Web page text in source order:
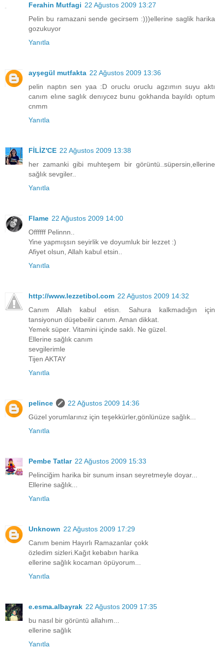
Ferahin Mutfagi 22 Ağustos 2009 13:27
Pelin bu ramazani sende gecirsem :)))ellerine saglik harika
gozukuyor
Yanıtla
ayşegül mutfakta 22 Ağustos 2009 13:36
pelin naptın sen yaa :D oruclu oruclu agzımın suyu aktı
canım elıne saglık denıycez bunu gokhanda bayıldı optum
cnmm
Yanıtla
FİLİZ'CE 22 Ağustos 2009 13:38
her zamanki gibi muhteşem bir görüntü..süpersin,ellerine
sağlık sevgiler..
Yanıtla
Flame 22 Ağustos 2009 14:00
Offffff Pelinnn..
Yine yapmışsın seyirlik ve doyumluk bir lezzet :)
Afiyet olsun, Allah kabul etsin..
Yanıtla
http://www.lezzetibol.com 22 Ağustos 2009 14:32
Canım Allah kabul etisn. Sahura kalkmadığın için
tansiyonun düşebeilir canım. Aman dikkat.
Yemek süper. Vitamini içinde saklı. Ne güzel.
Ellerine sağlık canım
sevgilerimle
Tijen AKTAY
Yanıtla
pelince
22 Ağustos 2009 14:36
Güzel yorumlarınız için teşekkürler,gönlünüze sağlık...
Yanıtla
Pembe Tatlar 22 Ağustos 2009 15:33
Pelinciğim harika bir sunum insan seyretmeyle doyar...
Ellerine sağlık...
Yanıtla
Unknown 22 Ağustos 2009 17:29
Canım benim Hayırlı Ramazanlar çokk
özledim sizleri.Kağıt kebabın harika
ellerine sağlık kocaman öpüyorum...
Yanıtla
e.esma.albayrak 22 Ağustos 2009 17:35
bu nasıl bir görüntü allahım...
ellerine sağlık
Yanıtla